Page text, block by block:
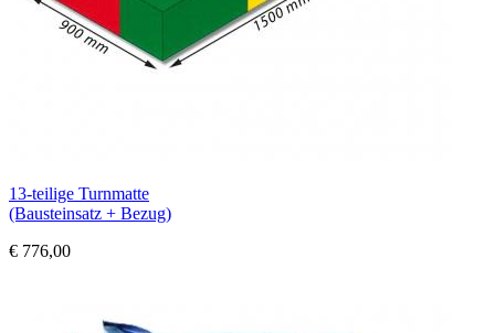
13-teilige Turnmatte
(Bausteinsatz + Bezug)
€ 776,00